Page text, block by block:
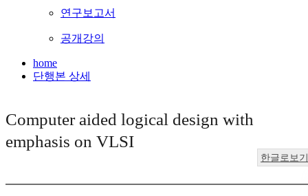
연구보고서
공개강의
home
단행본 상세
Computer aided logical design with
emphasis on VLSI
한글로보기